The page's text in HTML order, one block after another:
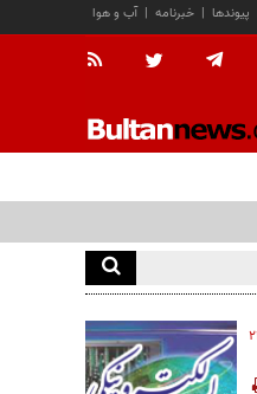
آب و هوا | خبرنامه | پیوندها